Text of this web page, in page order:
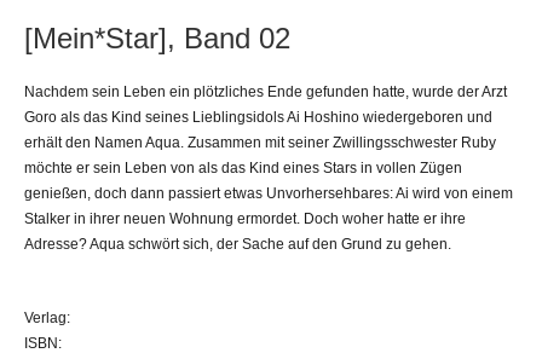
[Mein*Star], Band 02
Nachdem sein Leben ein plötzliches Ende gefunden hatte, wurde der Arzt
Goro als das Kind seines Lieblingsidols Ai Hoshino wiedergeboren und
erhält den Namen Aqua. Zusammen mit seiner Zwillingsschwester Ruby
möchte er sein Leben von als das Kind eines Stars in vollen Zügen
genießen, doch dann passiert etwas Unvorhersehbares: Ai wird von einem
Stalker in ihrer neuen Wohnung ermordet. Doch woher hatte er ihre
Adresse? Aqua schwört sich, der Sache auf den Grund zu gehen.
Verlag:
ISBN: